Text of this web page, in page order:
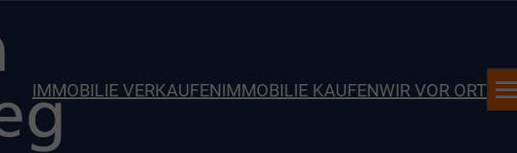
IMMOBILIE VERKAUFENIMMOBILIE KAUFENWIR VOR ORT